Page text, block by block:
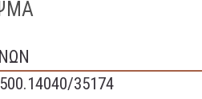
35174